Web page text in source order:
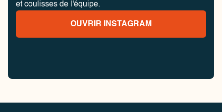
et coulisses de l'équipe.
OUVRIR INSTAGRAM